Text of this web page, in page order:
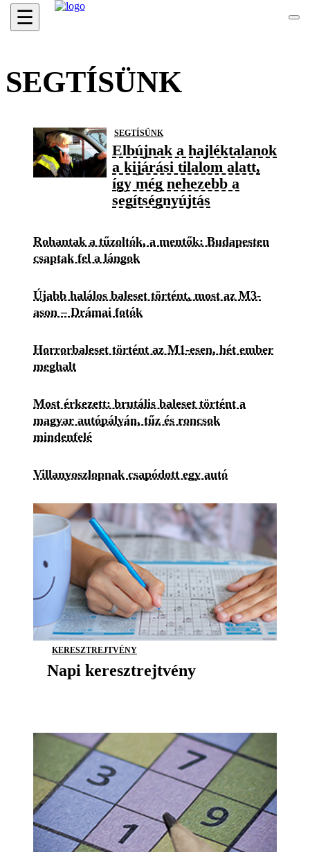
☰
SEGTÍSÜNK
SEGTÍSÜNK
Elbújnak a hajléktalanok
a kijárási tilalom alatt,
így még nehezebb a
segítségnyújtás
Rohantak a tűzoltók, a mentők: Budapesten
csaptak fel a lángok
Újabb halálos baleset történt, most az M3-
ason – Drámai fotók
Horrorbaleset történt az M1-esen, hét ember
meghalt
Most érkezett: brutális baleset történt a
magyar autópályán, tűz és roncsok
mindenfelé
Villanyoszlopnak csapódott egy autó
KERESZTREJTVÉNY
Napi keresztrejtvény